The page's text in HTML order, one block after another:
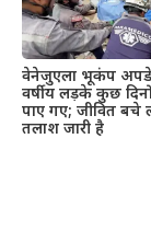
वेनेजुएला भूकंप
वर्षीय लड़के कुछ
पाए गए; जीवित बचे
तलाश जारी है